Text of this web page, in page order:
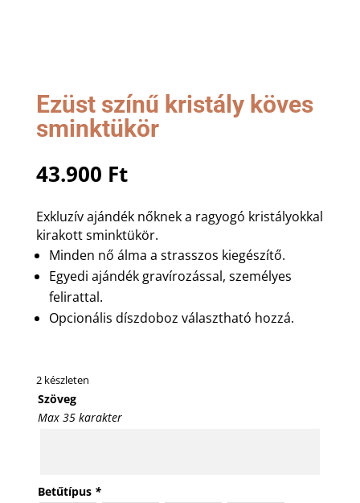
Ezüst színű kristály köves
sminktükör
43.900 Ft
Exkluzív ajándék nőknek a ragyogó kristályokkal
kirakott sminktükör.
Minden nő álma a strasszos kiegészítő.
Egyedi ajándék gravírozással, személyes
felirattal.
Opcionális díszdoboz választható hozzá.
2 készleten
Szöveg
Max 35 karakter
Betűtípus *